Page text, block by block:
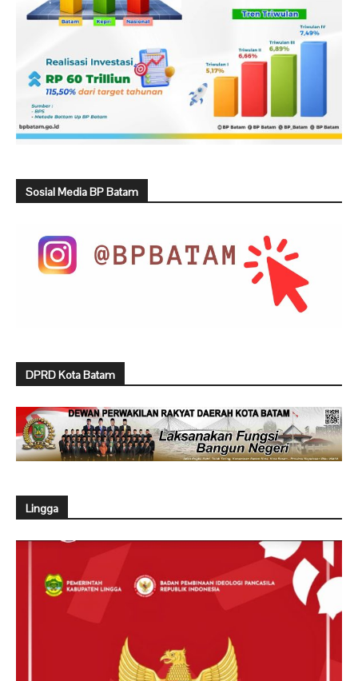
Sosial Media BP Batam
DPRD Kota Batam
Lingga